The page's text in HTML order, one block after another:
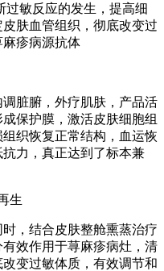
过敏反应的发生，提高细
肤血管组织，彻底改变过
疹病源抗体
脏腑，外疗肌肤，产品活
保护膜，激活皮肤细胞组
织恢复正常结构，血运恢
力，真正达到了标本兼
生
，结合皮肤整舱熏蒸治疗
效作用于荨麻疹病灶，清
变过敏体质，有效调节和